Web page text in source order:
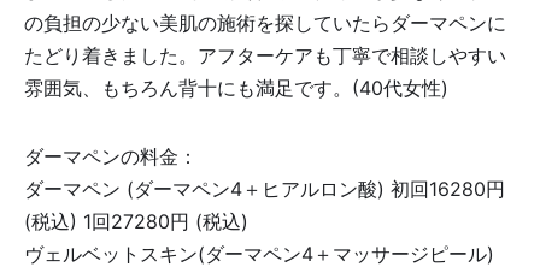
の負担の少ない美肌の施術を探していたらダーマペンに
たどり着きました。アフターケアも丁寧で相談しやすい
雰囲気、もちろん背十にも満足です。(40代女性)
ダーマペンの料金：
ダーマペン (ダーマペン4＋ヒアルロン酸) 初回16280円
(税込) 1回27280円 (税込)
ヴェルベットスキン(ダーマペン4＋マッサージピール)